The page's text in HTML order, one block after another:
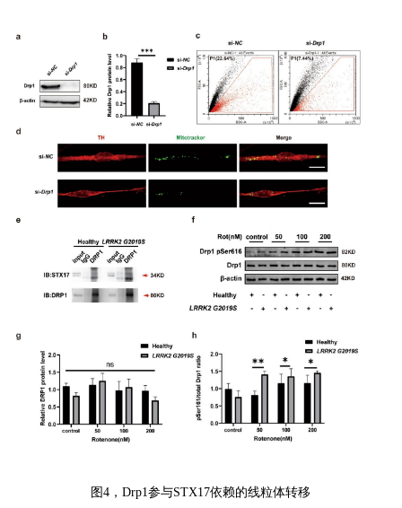
图4 ，Drp1参与STX17依赖的线粒体转移